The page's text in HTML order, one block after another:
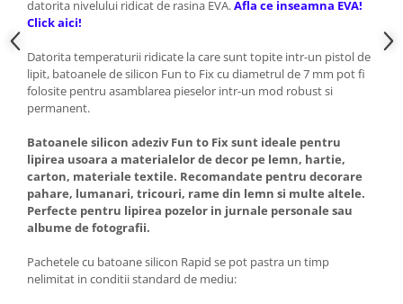
datorita nivelului ridicat de rasina EVA.Afla ce inseamna EVA!
Click aici!
Datorita temperaturii ridicate la care sunt topite intr-un pistol de
lipit, batoanele de silicon Fun to Fix cu diametrul de 7 mm pot fi
folosite pentru asamblarea pieselor intr-un mod robust si
permanent.
Batoanele silicon adeziv Fun to Fix sunt ideale pentru
lipirea usoara a materialelor de decor pe lemn, hartie,
carton, materiale textile. Recomandate pentru decorare
pahare, lumanari, tricouri, rame din lemn si multe altele.
Perfecte pentru lipirea pozelor in jurnale personale sau
albume de fotografii.
Pachetele cu batoane silicon Rapid se pot pastra un timp
nelimitat in conditii standard de mediu: